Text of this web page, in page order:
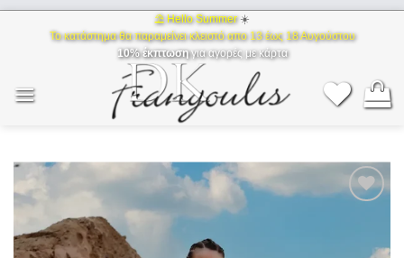
⛱ Hello Summer ☀️
Το κατάστημα θα παραμείνει κλειστό απο 13 έως 18 Αυγούστου
10% έκπτωσηγια αγορές με κάρτα